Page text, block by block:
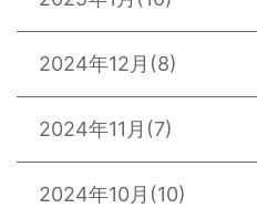
2024年12月 (8)
2024年11月 (7)
2024年10月 (10)